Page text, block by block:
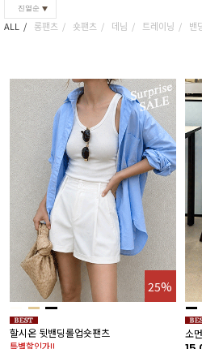
진열순
ALL 롱팬츠 숏팬츠 데님 트레이닝 밴
25%
할시온 뒷밴딩롤업숏팬츠
특별할인가!!
소